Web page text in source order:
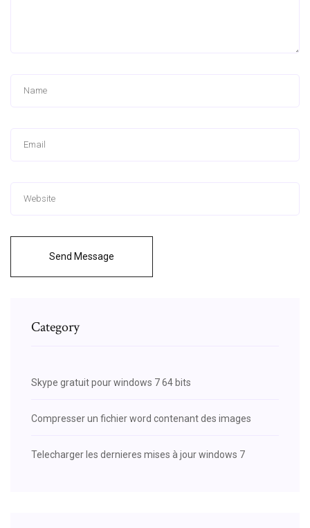
Send Message
Category
Skype gratuit pour windows 7 64 bits
Compresser un fichier word contenant des images
Telecharger les dernieres mises à jour windows 7